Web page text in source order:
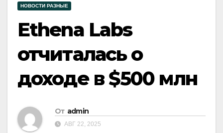
НОВОСТИ РАЗНЫЕ
Ethena Labs
отчиталась о
доходе в $500 млн
От admin
АВГ 22, 2025